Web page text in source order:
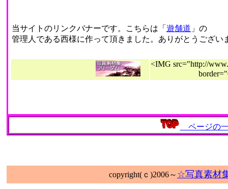
当サイトのリンクバナーです。こちらは「 遊舗道 」の
管理人である西様に作って頂きました。ありがとうござい
<IMG src="http://
ページの
copyright(ｃ)2006～ ☆写真素材